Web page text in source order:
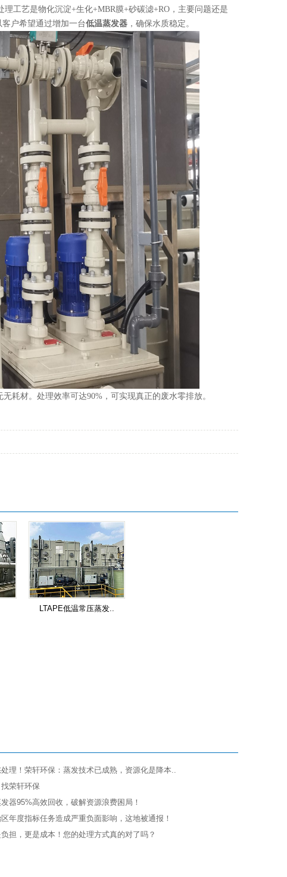
工艺是物化沉淀+生化+MBR膜+砂碳滤+RO，主要问题还是
户希望通过增加一台低温蒸发器 ，确保水质稳定。
耗材。处理效率可达90%，可实现真正的废水零排放。
LTAPE低温常压蒸发..
理！荣轩环保：蒸发技术已成熟，资源化是降本..
荣轩环保
器95%高效回收，破解资源浪费困局！
年度指标任务造成严重负面影响，这地被通报！
担，更是成本！您的处理方式真的对了吗？